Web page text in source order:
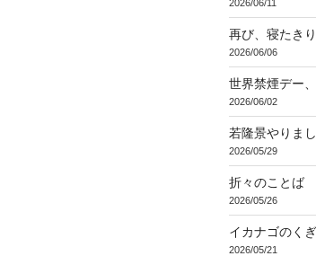
2026/06/11
再び、寝たき
2026/06/06
世界禁煙デー
2026/06/02
若隆景やりまし
2026/05/29
折々のことば
2026/05/26
イカナゴのく
2026/05/21